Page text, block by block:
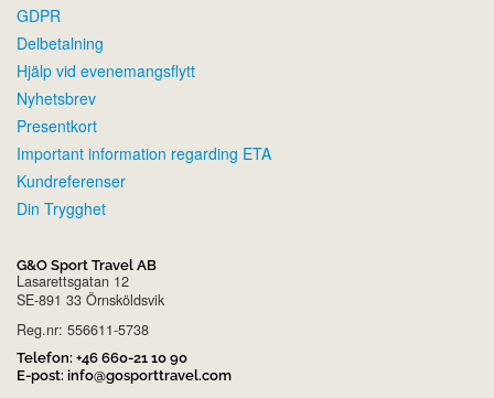
GDPR
Delbetalning
Hjälp vid evenemangsflytt
Nyhetsbrev
Presentkort
Important information regarding ETA
Kundreferenser
Din Trygghet
G&O Sport Travel AB
Lasarettsgatan 12
SE-891 33 Örnsköldsvik
Reg.nr: 556611-5738
Telefon: +46 660-21 10 90
E-post: info@gosporttravel.com